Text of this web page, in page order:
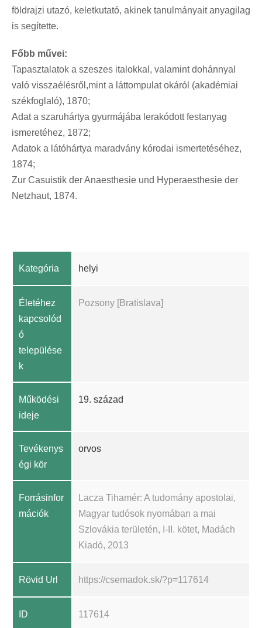
földrajzi utazó, keletkutató, akinek tanulmányait anyagilag
is segítette.
Főbb művei:
Tapasztalatok a szeszes italokkal, valamint dohánnyal
való visszaélésről,mint a láttompulat okáról (akadémiai
székfoglaló), 1870;
Adat a szaruhártya gyurmájába lerakódott festanyag
ismeretéhez, 1872;
Adatok a látóhártya maradvány kórodai ismertetéséhez,
1874;
Zur Casuistik der Anaesthesie und Hyperaesthesie der
Netzhaut, 1874.
Kategória helyi
Életéhez
kapcsolód
ó
települése
k
Pozsony [Bratislava]
Működési
ideje
19. század
Tevékenys
égi kör
orvos
Forrásinfor
mációk
Lacza Tihamér: A tudomány apostolai,
Magyar tudósok nyomában a mai
Szlovákia területén, I-II. kötet, Madách
Kiadó, 2013
Rövid Url https://csemadok.sk/?p=117614
ID 117614